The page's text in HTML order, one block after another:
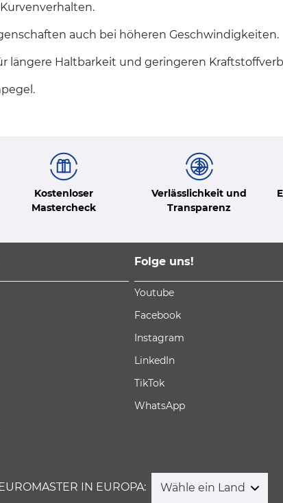
auch bei höheren Geschwindigkeiten.
längere Haltbarkeit und geringeren
Kostenloser
Mastercheck
Verlässlichkeit und
Transparenz
Folge uns!
Youtube
Facebook
Instagram
LinkedIn
TikTok
WhatsApp
EUROMASTER IN EUROPA: Wähle ein Land